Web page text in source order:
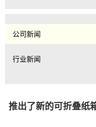
公司新闻
行业新闻
推出了新的可折叠纸